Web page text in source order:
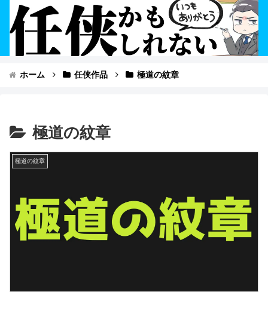
ホーム 任侠作品 極道の紋章
極道の紋章
極道の紋章